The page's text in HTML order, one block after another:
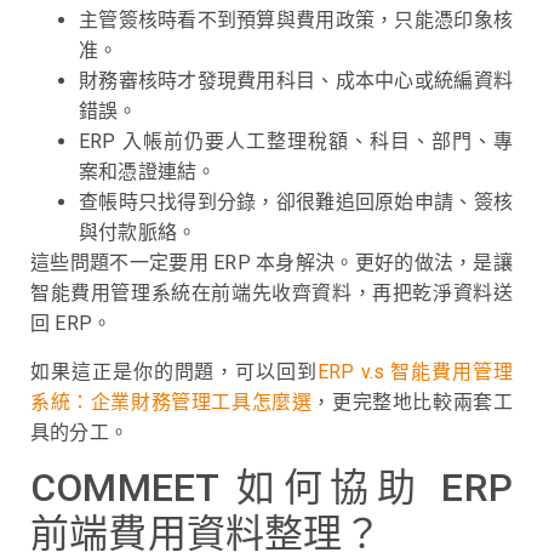
主管簽核時看不到預算與費用政策，只能憑印象核
准。
財務審核時才發現費用科目、成本中心或統編資料
錯誤。
ERP 入帳前仍要人工整理稅額、科目、部門、專
案和憑證連結。
查帳時只找得到分錄，卻很難追回原始申請、簽核
與付款脈絡。
這些問題不一定要用 ERP 本身解決。更好的做法，是讓
智能費用管理系統在前端先收齊資料，再把乾淨資料送
回 ERP。
如果這正是你的問題，可以回到 ERP v.s 智能費用管理
系統：企業財務管理工具怎麼選 ，更完整地比較兩套工
具的分工。
COMMEET 如何協助 ERP
前端費用資料整理？